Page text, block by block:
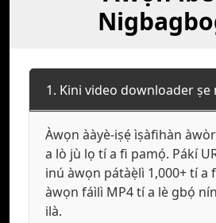
1. Kini video downloader ṣe
Àwọn ààyè-iṣẹ́ ìṣàfihàn
a lò jù lọ tí a fi pamọ́. Pákí
inú àwọn pátàẹ̀lì 1,000+ tí a
àwọn fáìlì MP4 tí a lè gbọ́
ilà.